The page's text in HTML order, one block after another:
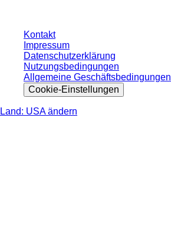
Kontakt
Impressum
Datenschutzerklärung
Nutzungsbedingungen
Allgemeine Geschäftsbedingungen
Cookie-Einstellungen
Land: USA ändern